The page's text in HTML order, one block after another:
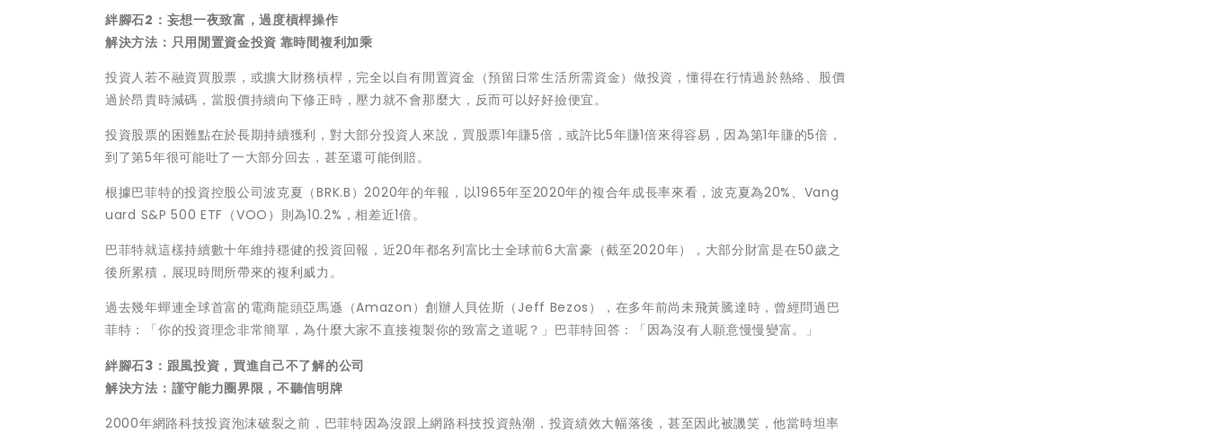
絆腳石2：妄想一夜致富，過度槓桿操作
解決方法：只用閒置資金投資 靠時間複利加乘
投資人若不融資買股票，或擴大財務槓桿，完全以自有閒置資金（預留日常生活所需資金）做投資，懂得在行情過於熱絡、股價
過於昂貴時減碼，當股價持續向下修正時，壓力就不會那麼大，反而可以好好撿便宜。
投資股票的困難點在於長期持續獲利，對大部分投資人來說，買股票1年賺5倍，或許比5年賺1倍來得容易，因為第1年賺的5倍，
到了第5年很可能吐了一大部分回去，甚至還可能倒賠。
根據巴菲特的投資控股公司波克夏（BRK.B）2020年的年報，以1965年至2020年的複合年成長率來看，波克夏為20%、Vang
uard S&P 500 ETF（VOO）則為10.2%，相差近1倍。
巴菲特就這樣持續數十年維持穩健的投資回報，近20年都名列富比士全球前6大富豪（截至2020年），大部分財富是在50歲之
後所累積，展現時間所帶來的複利威力。
過去幾年蟬連全球首富的電商龍頭亞馬遜（Amazon）創辦人貝佐斯（Jeff Bezos），在多年前尚未飛黃騰達時，曾經問過巴
菲特：「你的投資理念非常簡單，為什麼大家不直接複製你的致富之道呢？」巴菲特回答：「因為沒有人願意慢慢變富。」
絆腳石3：跟風投資，買進自己不了解的公司
解決方法：謹守能力圈界限，不聽信明牌
2000年網路科技投資泡沫破裂之前，巴菲特因為沒跟上網路科技投資熱潮，投資績效大幅落後，甚至因此被譏笑，他當時坦率